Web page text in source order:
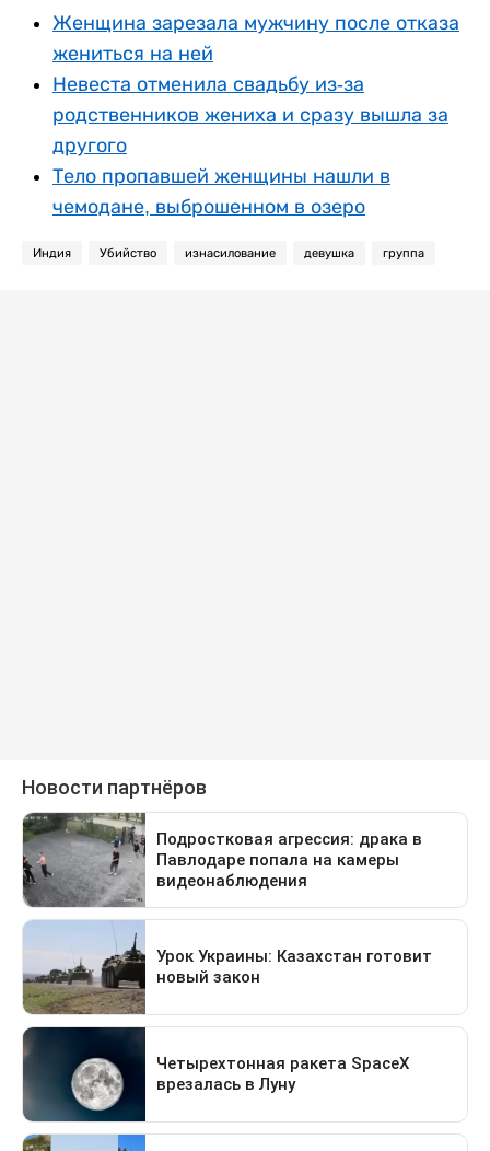
Женщина зарезала мужчину после отказа
жениться на ней
Невеста отменила свадьбу из-за
родственников жениха и сразу вышла за
другого
Тело пропавшей женщины нашли в
чемодане, выброшенном в озеро
Индия Убийство изнасилование девушка группа